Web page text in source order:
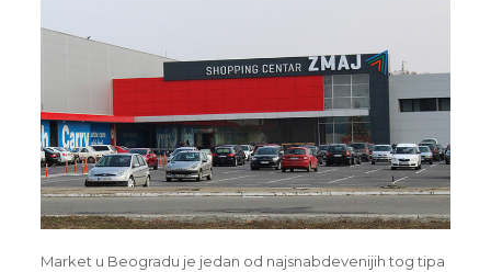
Market u Beogradu je jedan od najsnabdevenijih tog tipa